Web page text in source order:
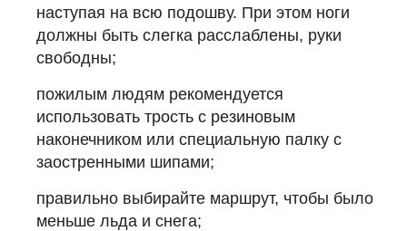
наступая на всю подошву. При этом ноги
должны быть слегка расслаблены, руки
свободны;
пожилым людям рекомендуется
использовать трость с резиновым
наконечником или специальную палку с
заостренными шипами;
правильно выбирайте маршрут, чтобы было
меньше льда и снега;